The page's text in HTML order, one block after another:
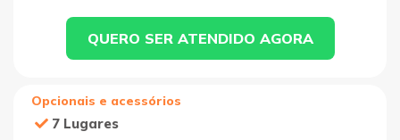
QUERO SER ATENDIDO AGORA
Opcionais e acessórios
7 Lugares